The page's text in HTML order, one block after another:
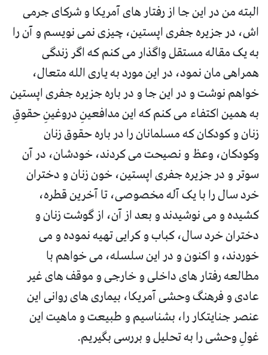
البته من در این جا از رفتار های آمریکا و شرکای جرمی
اش، در جزیره جفری اپستین، چیزی نمی نویسم و آن را
به یک مقاله مستقل واگذار می کنم که اگر زندگی
همراهی مان نمود، در این مورد به یاری الله متعال،
خواهم نوشت و در این جا و در باره جزیره جفری اپستین
به همین اکتفاء می کنم که این مدافعینِ دروغینِ حقوقِ
زنان و کودکان که مسلمانان را در باره حقوق زنان
وکودکان، وعظ و نصیحت می کردند، خودشان، در آن
سوتر و در جزیره جفری اپستین، خون زنان و دختران
خرد سال را با یک آله مخصوصی، تا آخرین قطره،
کشیده و می نوشیدند و بعد از آن، از گوشت زنان و
دختران خرد سال، کباب و کرایی تهیه نموده و می
خوردند، و اکنون و در این سلسله، می خواهم با
مطالعه رفتار های داخلی و خارجی و موقف های غير
عادى و فرهنگ وحشی آمریکا، بیماری های روانی این
عنصر جنایتکار را، بشناسیم و طبيعت و ماهيت اين
غولِ وحشی را به تحليل و بررسى بگيريم.